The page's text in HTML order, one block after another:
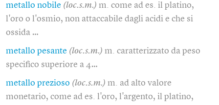
metallo nobile (loc.s.m.) m. come ad es. il platino,
l'oro o l'osmio, non attaccabile dagli acidi e che si
ossida …
metallo pesante (loc.s.m.) m. caratterizzato da peso
specifico superiore a 4…
metallo prezioso (loc.s.m.) m. ad alto valore
monetario, come ad es. l'oro, l'argento, il platino,